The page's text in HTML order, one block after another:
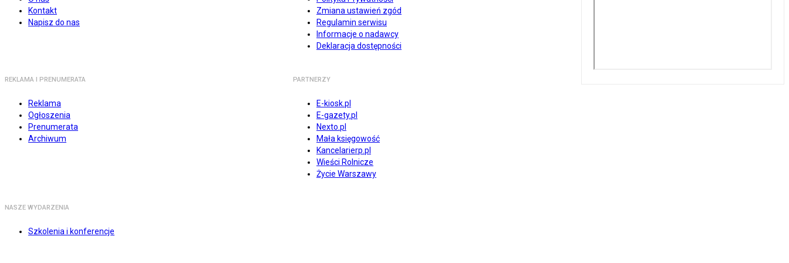
Kontakt
Napisz do nas
Zmiana ustawień zgód
Regulamin serwisu
Informacje o nadawcy
Deklaracja dostępności
REKLAMA I PRENUMERATA
Reklama
Ogłoszenia
Prenumerata
Archiwum
PARTNERZY
E-kiosk.pl
E-gazety.pl
Nexto.pl
Mała księgowość
Kancelarierp.pl
Wieści Rolnicze
Życie Warszawy
NASZE WYDARZENIA
Szkolenia i konferencje